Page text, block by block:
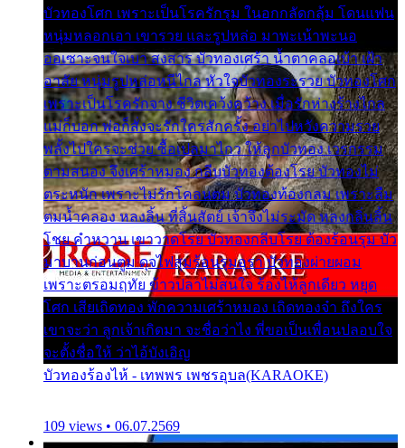
บัวทองโศก เพราะเป็นโรครักรุม ในอกกลัดกลุ้ม โดนแฟน
หนุ่มหลอกเอา เขารวย และรูปหล่อ มาพะเน้าพะนอ
ออเซาะจนใจเบา สงสาร บัวทองเศร้า น้ำตาคลอเบ้า เฝ้า
อาลัย หนุ่มรูปหล่อหนีไกล หัวใจบัวทองระรวย บัวทองโศก
เพราะเป็นโรครักจาง ชีวิตเคว้งคว้าง เมื่อรักห่างร้างไกล
แม่ก็บอก พ่อก็สั่งจะรักใครสักครั้ง อย่าไปหวังความรวย
พลั้งไปใครจะช่วย ซื้อเปลมาไกว ให้ลูกบัวทอง เวรกรรม
ตามสนอง จึงเศร้าหมอง กลีบบัวทองต้องโรย บัวทองไม่
ตระหนัก เพราะไม่รักโคลนตม บัวทองท้องกลม เพราะลืม
ตมน้ำคลอง หลงลิ้น ที่สิ้นสัตย์ เจ้าจึงไม่ระมัด หลงกลิ่นลิ้น
โชย คำหวาน เขาวาดโรย บัวทองกลีบโรย ต้องร้อนรุม บัว
มาบานก่อนตูม ดุจไฟสุมร้อนรุมอุรา บัวทองผ่ายผอม
เพราะตรอมฤทัย ข้าวปลาไม่สนใจ ร้องไห้ลูกเดียว หยุด
โศก เสียเถิดทอง พักความเศร้าหมอง เถิดทองจ๋า ถึงใคร
เขาจะว่า ลูกเจ้าเกิดมา จะชื่อว่าไง พี่ขอเป็นเพื่อนปลอบใจ
จะตั้งชื่อให้ ว่าไอ้บังเอิญ
บัวทองร้องไห้ - เทพพร เพชรอุบล(KARAOKE)
109 views • 06.07.2569